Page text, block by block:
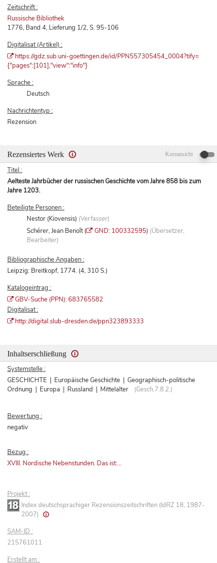
Zeitschrift :
Russische Bibliothek
1776, Band 4, Lieferung 1/2, S. 95-106
Digitalisat (Artikel) :
https://gdz.sub.uni-goettingen.de/id/PPN557305454_0004?tify=
{"pages":[101],"view":"info"}
Sprache :
Deutsch
Nachrichtentyp :
Rezension
Rezensiertes Werk Kurzansicht
Titel :
Aelteste Jahrbücher der russischen Geschichte vom Jahre 858 bis zum
Jahre 1203.
Beteiligte Personen :
Nestor (Kiovensis) (Verfasser)
Schérer, Jean Benoît (
GND: 100332595) (Übersetzer,
Bearbeiter)
Bibliographische Angaben :
Leipzig: Breitkopf, 1774. (4, 310 S.)
Katalogeintrag :
GBV-Suche (PPN): 683765582
Digitalisat :
http://digital.slub-dresden.de/ppn323893333
Inhaltserschließung
Systemstelle :
GESCHICHTE | Europäische Geschichte | Geographisch-politische
Ordnung | Europa | Russland | Mittelalter
(Gesch.7.8.2.)
Bewertung :
negativ
Bezug :
XVIII. Nordische Nebenstunden. Das ist:...
Projekt :
Index deutschsprachiger Rezensionszeitschriften (IdRZ 18, 1987-
2007)
SAM-ID :
215761011
Erstellt am :